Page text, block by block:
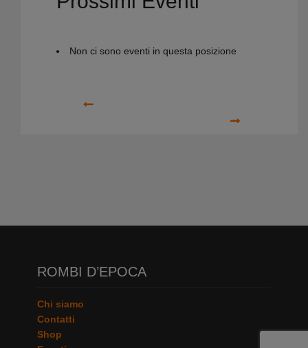
Non ci sono eventi in questa posizione
ROMBI D’EPOCA
Chi siamo
Contatti
Shop